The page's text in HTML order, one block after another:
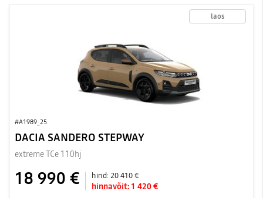
laos
#A1989_25
DACIA SANDERO STEPWAY
extreme TCe 110hj
18 990 € hind:20 410 €
hinnavõit: 1 420 €